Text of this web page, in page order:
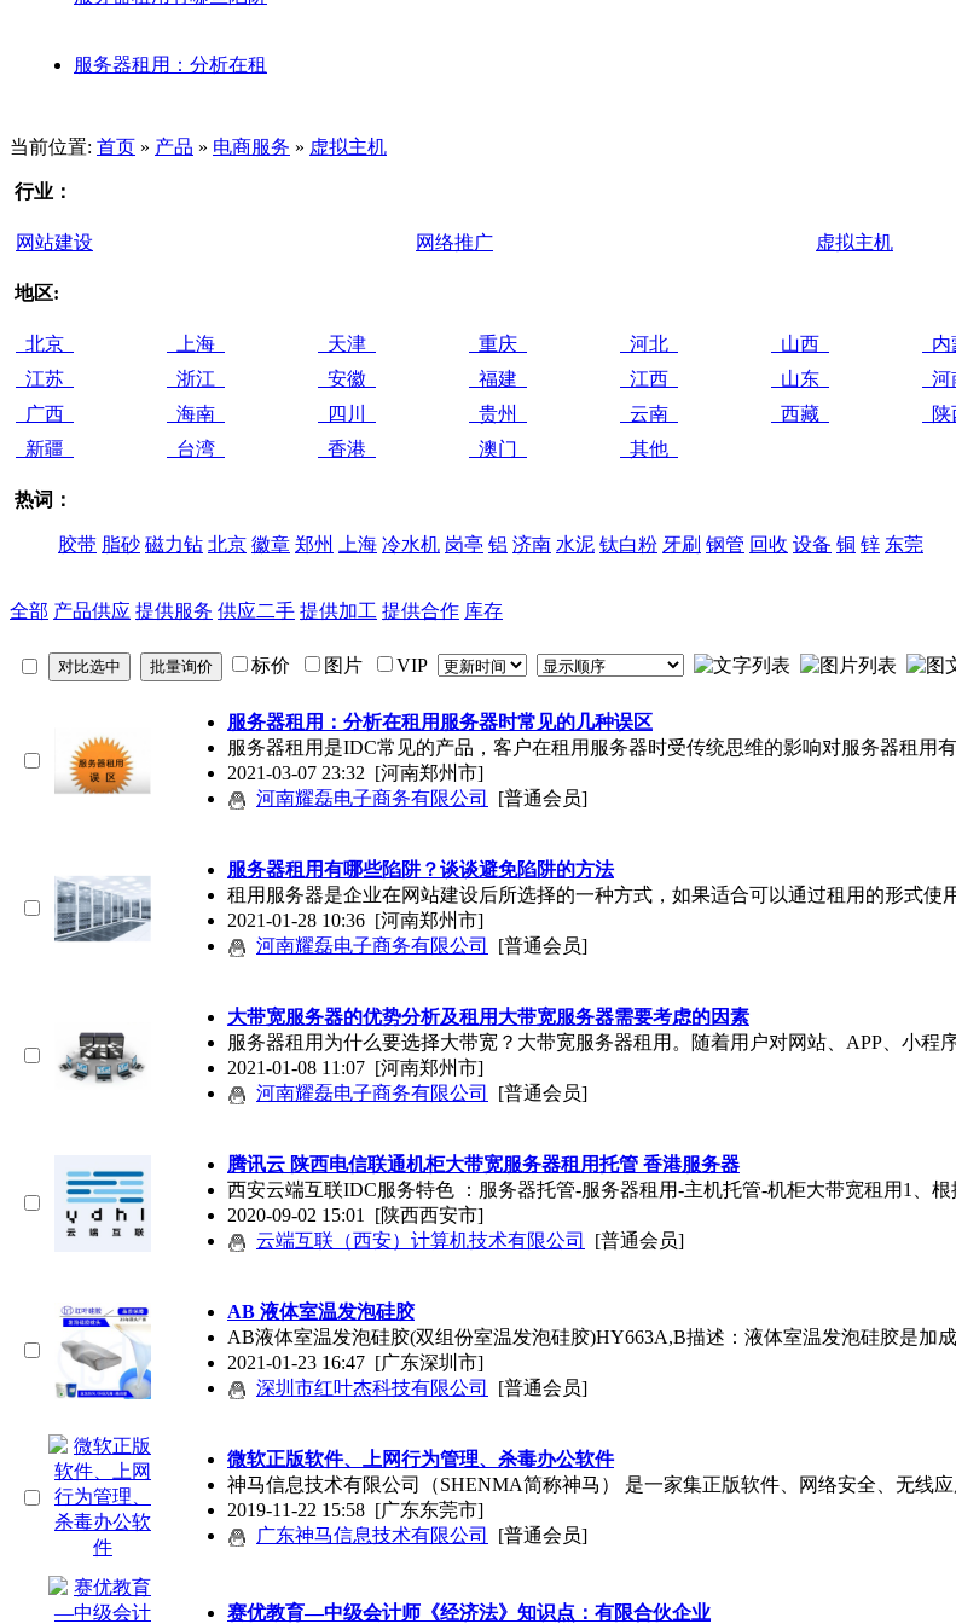
服务器租用：分析在租
当前位置: 首页 » 产品 » 电商服务 » 虚拟主机
行业：
网站建设 网络推广 虚拟主机
地区:
北京 上海 天津 重庆 河北 山西 内
江苏
浙江 安徽 福建 江西 山东 河
广西
海南 四川 贵州 云南 西藏 陕
新疆
台湾 香港 澳门 其他
热词：
胶带 脂砂 磁力钻 北京 徽章 郑州 上海 冷水机 岗亭 铝 济南 水泥 钛白粉 牙刷 钢管 回收 设备 铜 锌 东莞
全部 产品供应 提供服务 供应二手 提供加工 提供合作 库存
标价 图片 VIP
服务器租用：分析在租用服务器时常见的几种误区
服务器租用是IDC常见的产品，客户在租用服务器时受传统思维的影响对服务器租用
2021-03-07 23:32 [河南郑州市]
河南耀磊电子商务有限公司
[普通会员]
服务器租用有哪些陷阱？谈谈避免陷阱的方法
租用服务器是企业在网站建设后所选择的一种方式，如果适合可以通过租用的形式
2021-01-28 10:36 [河南郑州市]
河南耀磊电子商务有限公司
[普通会员]
大带宽服务器的优势分析及租用大带宽服务器需要考虑的因素
服务器租用为什么要选择大带宽？大带宽服务器租用。随着用户对网站、APP、小
2021-01-08 11:07 [河南郑州市]
河南耀磊电子商务有限公司
[普通会员]
腾讯云 陕西电信联通机柜大带宽服务器租用托管 香港服务器
西安云端互联IDC服务特色 ：服务器托管-服务器租用-主机托管-机柜大带宽租用1、
2020-09-02 15:01 [陕西西安市]
云端互联（西安）计算机技术有限公司
[普通会员]
AB 液体室温发泡硅胶
AB液体室温发泡硅胶(双组份室温发泡硅胶)HY663A,B描述：液体室温发泡硅胶是加
2021-01-23 16:47 [广东深圳市]
深圳市红叶杰科技有限公司
[普通会员]
微软正版软件、上网行为管理、杀毒办公软件
神马信息技术有限公司（SHENMA简称神马） 是一家集正版软件、网络安全、无线
2019-11-22 15:58 [广东东莞市]
广东神马信息技术有限公司
[普通会员]
赛优教育—中级会计师《经济法》知识点：有限合伙企业